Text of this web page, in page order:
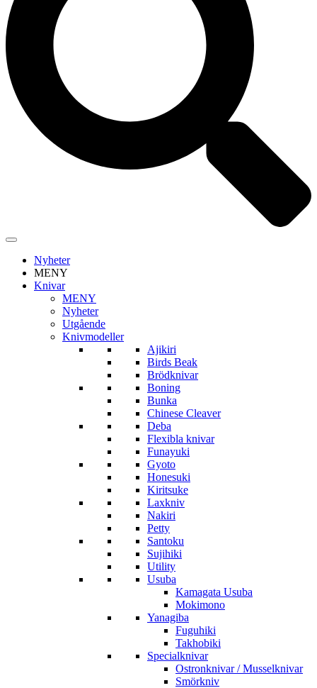
Nyheter
MENY
Knivar
MENY
Nyheter
Utgående
Knivmodeller
Ajikiri
Birds Beak
Brödknivar
Boning
Bunka
Chinese Cleaver
Deba
Flexibla knivar
Funayuki
Gyoto
Honesuki
Kiritsuke
Laxkniv
Nakiri
Petty
Santoku
Sujihiki
Utility
Usuba
Kamagata Usuba
Mokimono
Yanagiba
Fuguhiki
Takhobiki
Specialknivar
Ostronknivar / Musselknivar
Smörkniv